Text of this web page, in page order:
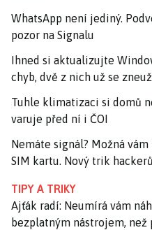
WhatsApp není jediný.
pozor na Signalu
Ihned si aktualizujte
chyb, dvě z nich už se
Tuhle klimatizaci si domů
varuje před ní i ČOI
Nemáte signál? Možná
SIM kartu. Nový trik
TIPY A TRIKY
Ajťák radí: Neumírá vám
bezplatným nástrojem,